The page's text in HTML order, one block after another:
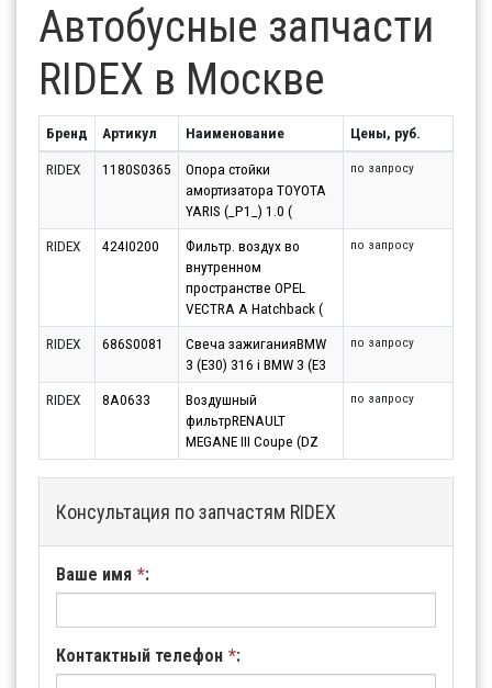
Автобусные запчасти
RIDEX в Москве
Бренд Артикул Наименование Цены, руб.
RIDEX 1180S0365
Опора стойки
амортизатора TOYOTA
YARIS (_P1_) 1.0 (
по запросу
RIDEX 424I0200
Фильтр. воздух во
внутренном
пространстве OPEL
VECTRA A Hatchback (
по запросу
RIDEX 686S0081
Свеча зажиганияBMW
3 (E30) 316 i BMW 3 (E3
по запросу
RIDEX 8A0633
Воздушный
фильтрRENAULT
MEGANE III Coupe (DZ
по запросу
Консультация по запчастям RIDEX
Ваше имя *:
Контактный телефон *: